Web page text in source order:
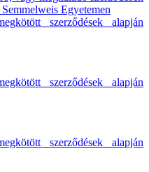
Egyetemen
szerződések alapján
szerződések alapján
szerződések alapján